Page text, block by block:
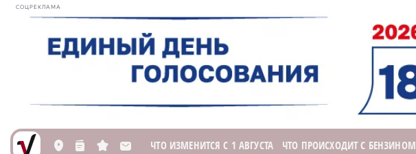
СОЦРЕКЛАМА
L n s M ЧТО ИЗМЕНИТСЯ С 1 АВГУСТА ЧТО ПРОИСХОДИТ С БЕНЗИНОМ